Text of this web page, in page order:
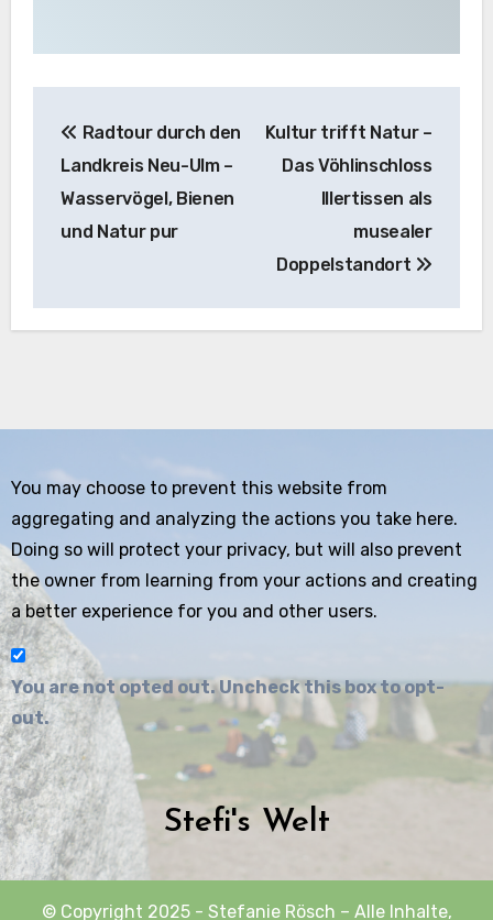
Radtour durch den
Landkreis Neu-Ulm –
Wasservögel, Bienen
und Natur pur
Kultur trifft Natur –
Das Vöhlinschloss
Illertissen als
musealer
Doppelstandort
You may choose to prevent this website from
aggregating and analyzing the actions you take here.
Doing so will protect your privacy, but will also prevent
the owner from learning from your actions and creating
a better experience for you and other users.
You are not opted out. Uncheck this box to opt-
out.
Stefi's Welt
© Copyright 2025 - Stefanie Rösch – Alle Inhalte,